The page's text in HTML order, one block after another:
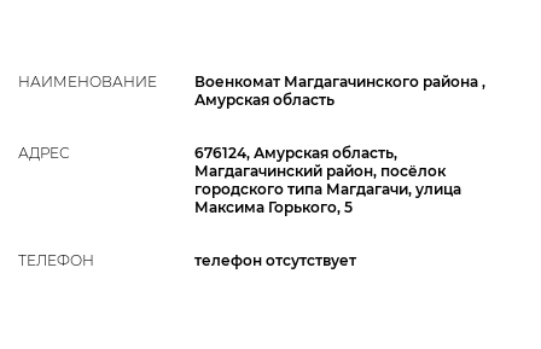
НАИМЕНОВАНИЕ
Военкомат Магдагачинского района ,
Амурская область
АДРЕС
676124, Амурская область,
Магдагачинский район, посёлок
городского типа Магдагачи, улица
Максима Горького, 5
ТЕЛЕФОН телефон отсутствует